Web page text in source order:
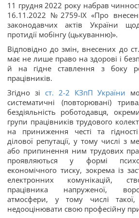
11 грудня 2022 року набрав
16.11.2022 №2759-ІХ «Про
законодавчих актів України
протидії мобінгу (цькуванню)».
Відповідно до змін, внесених до ст.
має не лише право на здорові і
й на гідне ставлення з боку
працівників.
Згідно зі ст. 2-2 КЗпП України
систематичні (повторювані)
бездіяльність роботодавця,
групи працівників трудового
на приниження честі та
ділової репутації, у тому числі з
або припинення ним трудових
проявляються у формі
економічного тиску, зокрема із
електронних комунікацій,
працівника напруженої,
атмосфери, у тому числі
недооцінювати свою професійну